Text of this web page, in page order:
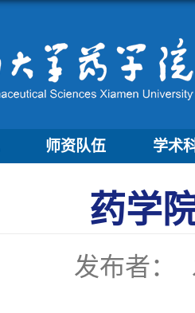
师资队伍 学术
药学
发布者：